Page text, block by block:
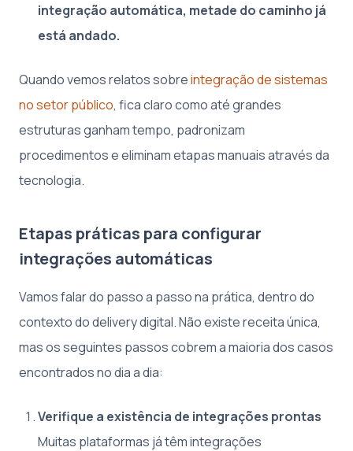
integração automática, metade do caminho já
está andado.
Quando vemos relatos sobreintegração de sistemas
no setor público, fica claro como até grandes
estruturas ganham tempo, padronizam
procedimentos e eliminam etapas manuais através da
tecnologia.
Etapas práticas para configurar
integrações automáticas
Vamos falar do passo a passo na prática, dentro do
contexto do delivery digital. Não existe receita única,
mas os seguintes passos cobrem a maioria dos casos
encontrados no dia a dia:
Verifique a existência de integrações prontas
Muitas plataformas já têm integrações